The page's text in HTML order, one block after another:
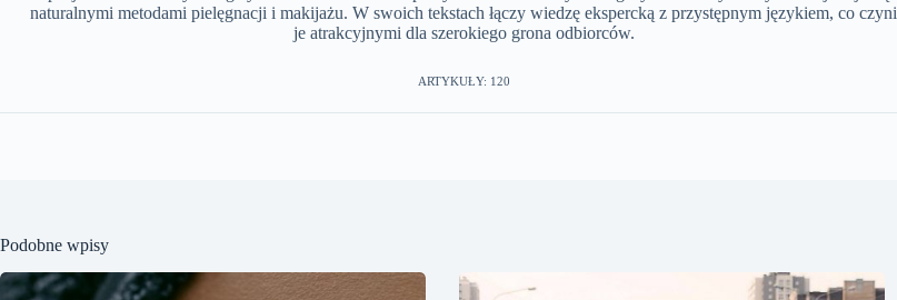
naturalnymi metodami pielęgnacji i makijażu. W swoich tekstach łączy wiedzę ekspercką z przystępnym językiem, co czyni
je atrakcyjnymi dla szerokiego grona odbiorców.
ARTYKUŁY: 120
Podobne wpisy